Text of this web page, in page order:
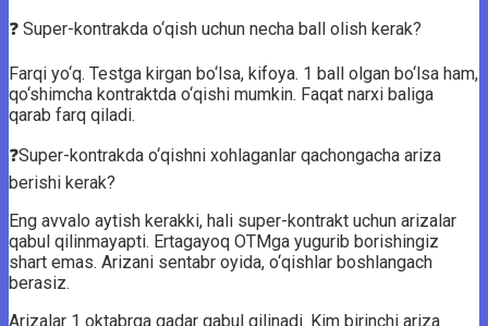
❓ Super-kontrakda o‘qish uchun necha ball olish kerak?
Farqi yo‘q. Testga kirgan bo‘lsa, kifoya. 1 ball olgan bo‘lsa ham,
qo‘shimcha kontraktda o‘qishi mumkin. Faqat narxi baliga
qarab farq qiladi.
❓Super-kontrakda o‘qishni xohlaganlar qachongacha ariza
berishi kerak?
Eng avvalo aytish kerakki, hali super-kontrakt uchun arizalar
qabul qilinmayapti. Ertagayoq OTMga yugurib borishingiz
shart emas. Arizani sentabr oyida, o‘qishlar boshlangach
berasiz.
Arizalar 1 oktabrga qadar qabul qilinadi. Kim birinchi ariza